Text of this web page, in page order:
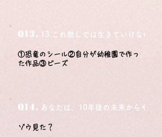
Q13. 13.これ無しでは生きていけないモ
①恐竜のシール②自分が幼稚園で作っ
た作品③ビーズ
Q14. あなたは、10年後の未来からやっ
ゾウ見た？